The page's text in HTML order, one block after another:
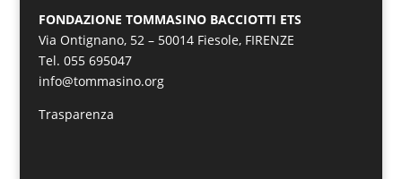
FONDAZIONE TOMMASINO BACCIOTTI ETS
Via Ontignano, 52 – 50014 Fiesole, FIRENZE
Tel. 055 695047
info@tommasino.org
Trasparenza